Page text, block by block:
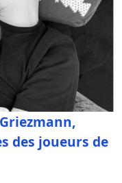
des joueurs de